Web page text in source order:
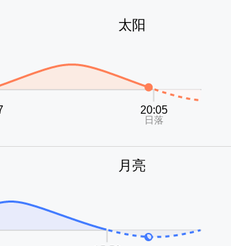
太阳
月亮